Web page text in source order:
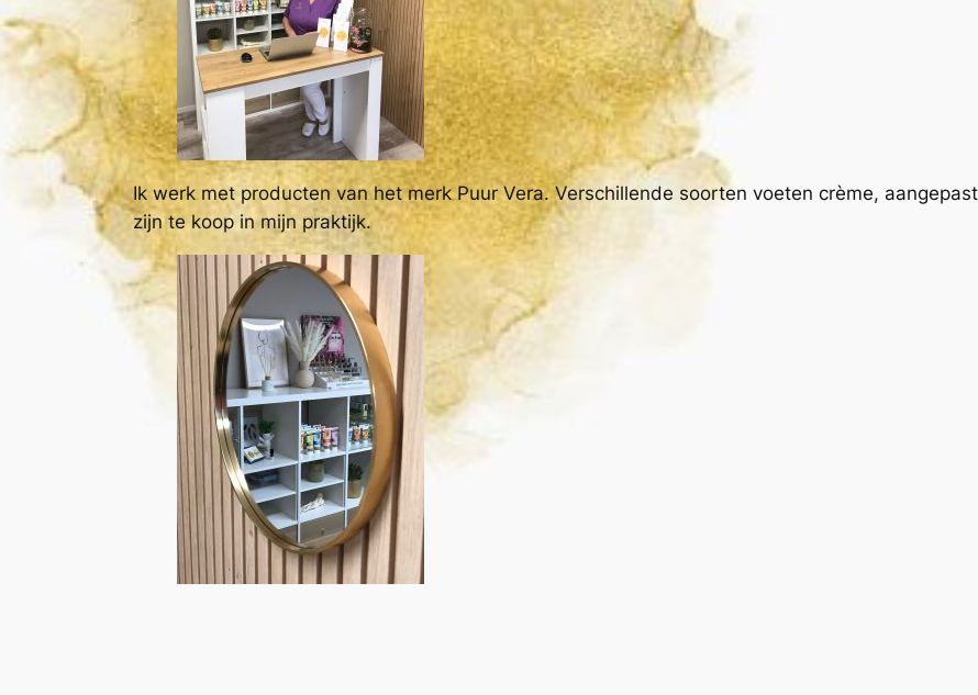
Ik werk met producten van het merk Puur Vera. Verschillende soorten voeten crème,
zijn te koop in mijn praktijk.